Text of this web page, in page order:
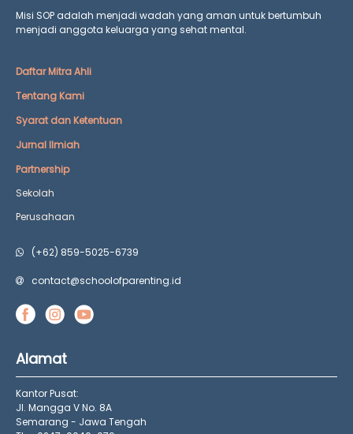
Misi SOP adalah menjadi wadah yang aman untuk bertumbuh
menjadi anggota keluarga yang sehat mental.
Daftar Mitra Ahli
Tentang Kami
Syarat dan Ketentuan
Jurnal Ilmiah
Partnership
Sekolah
Perusahaan
(+62) 859-5025-6739
contact@schoolofparenting.id
Alamat
Kantor Pusat:
Jl. Mangga V No. 8A
Semarang - Jawa Tengah